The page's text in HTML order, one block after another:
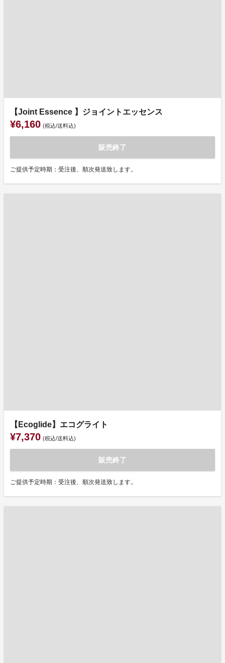
【Joint Essence 】ジョイントエッセンス
¥6,160 (税込/送料込)
販売終了
ご提供予定時期：受注後、順次発送致します。
【Ecoglide】エコグライト
¥7,370 (税込/送料込)
販売終了
ご提供予定時期：受注後、順次発送致します。